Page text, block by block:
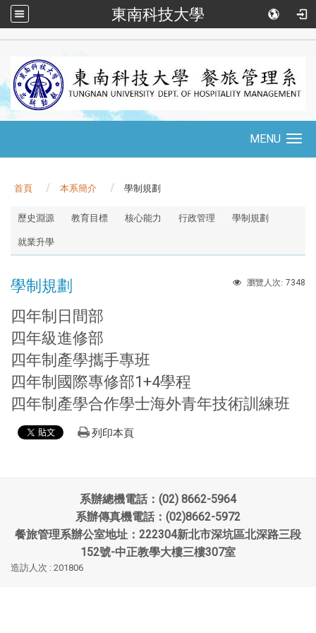
東南科技大學
navigation
MENU
首頁 本系簡介 學制規劃
歷史淵源 教育目標 核心能力 行政管理 學制規劃
就業升學
瀏覽人次: 7348
學制規劃
四年制日間部
四年級進修部
四年制產學攜手專班
四年制國際專修部1+4學程
四年制產學合作學士海外青年技術訓練班
列印本頁
系辦總機電話：(02) 8662-5964
系辦傳真機電話：(02)8662-5972
餐旅管理系辦公室地址：222304新北市深坑區北深路三段
152號-中正教學大樓三樓307室
造訪人次 : 201806